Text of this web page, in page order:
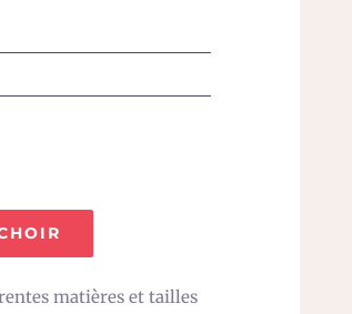
matières et tailles